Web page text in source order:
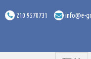
210 9570731 info@e-